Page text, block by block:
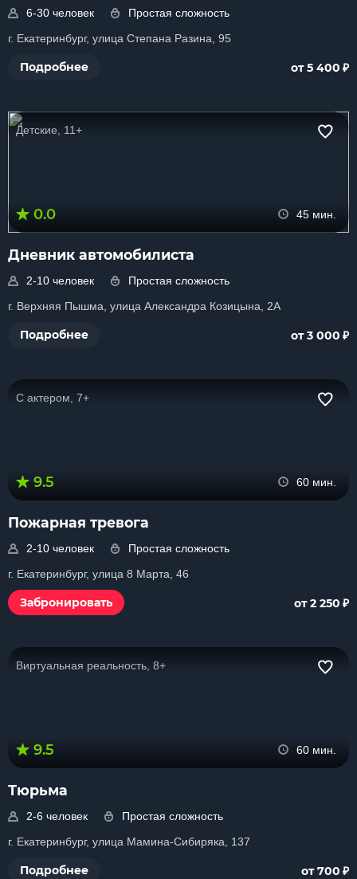
6-30 человек
Простая сложность
г. Екатеринбург, улица Степана Разина, 95
Подробнее от 5 400 ₽
Детские, 11+
0.0 45 мин.
Дневник автомобилиста
2-10 человек
Простая сложность
г. Верхняя Пышма, улица Александра Козицына, 2А
Подробнее от 3 000 ₽
С актером, 7+
9.5 60 мин.
Пожарная тревога
2-10 человек
Простая сложность
г. Екатеринбург, улица 8 Марта, 46
Забронировать от 2 250 ₽
Виртуальная реальность, 8+
9.5 60 мин.
Тюрьма
2-6 человек
Простая сложность
г. Екатеринбург, улица Мамина-Сибиряка, 137
Подробнее от 700 ₽